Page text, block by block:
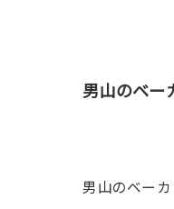
男山のベー
男山のベー